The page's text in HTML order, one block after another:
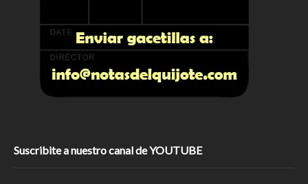
Suscribite a nuestro canal de YOUTUBE